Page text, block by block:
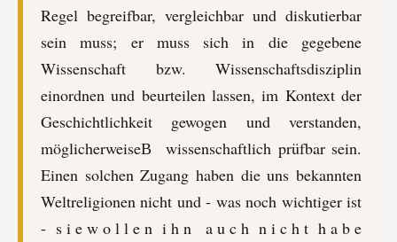
Regel begreifbar, vergleichbar und diskutierbar
sein muss; er muss sich in die gegebene
Wissenschaft bzw. Wissenschaftsdisziplin
einordnen und beurteilen lassen, im Kontext der
Geschichtlichkeit gewogen und verstanden,
möglicherweiseВ wissenschaftlich prüfbar sein.
Einen solchen Zugang haben die uns bekannten
Weltreligionen nicht und - was noch wichtiger ist
- s i e w o l l e n i h n a u c h n i c h t h a b e